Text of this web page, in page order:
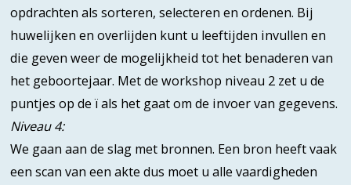
opdrachten als sorteren, selecteren en ordenen. Bij
huwelijken en overlijden kunt u leeftijden invullen en
die geven weer de mogelijkheid tot het benaderen van
het geboortejaar. Met de workshop niveau 2 zet u de
puntjes op de ï als het gaat om de invoer van gegevens.
Niveau 4:
We gaan aan de slag met bronnen. Een bron heeft vaak
een scan van een akte dus moet u alle vaardigheden